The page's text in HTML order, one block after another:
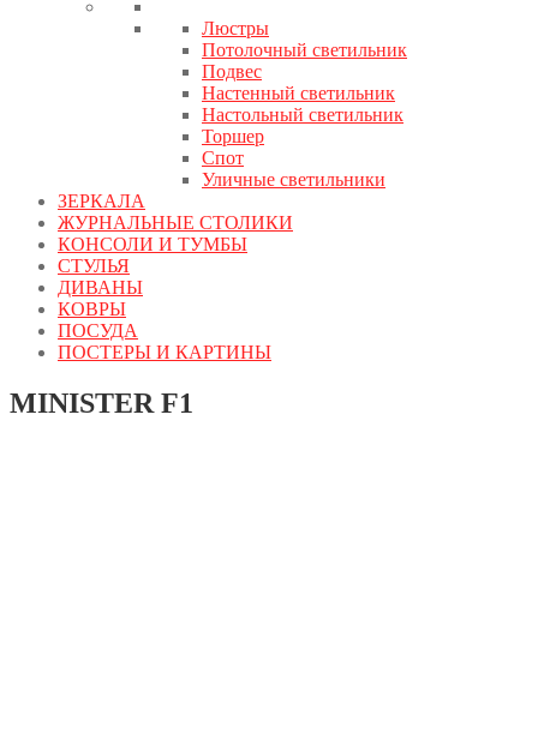
Люстры
Потолочный светильник
Подвес
Настенный светильник
Настольный светильник
Торшер
Спот
Уличные светильники
ЗЕРКАЛА
ЖУРНАЛЬНЫЕ СТОЛИКИ
КОНСОЛИ И ТУМБЫ
СТУЛЬЯ
ДИВАНЫ
КОВРЫ
ПОСУДА
ПОСТЕРЫ И КАРТИНЫ
MINISTER F1